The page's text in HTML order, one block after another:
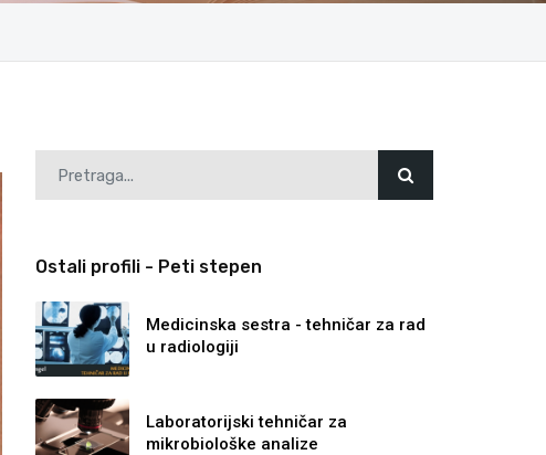
Ostali profili - Peti stepen
Medicinska sestra - tehničar za rad
u radiologiji
Laboratorijski tehničar za
mikrobiološke analize